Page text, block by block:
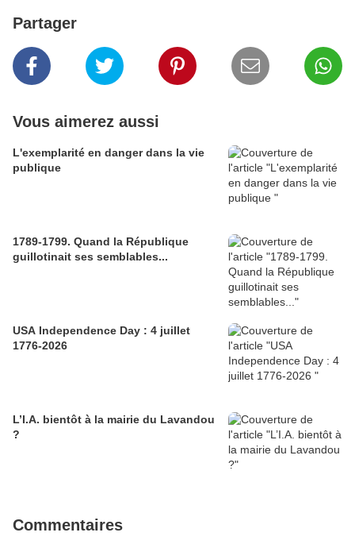
Partager
Vous aimerez aussi
L'exemplarité en danger dans la vie
publique
1789-1799. Quand la République
guillotinait ses semblables...
USA Independence Day : 4 juillet
1776-2026
L’I.A. bientôt à la mairie du Lavandou
?
Commentaires